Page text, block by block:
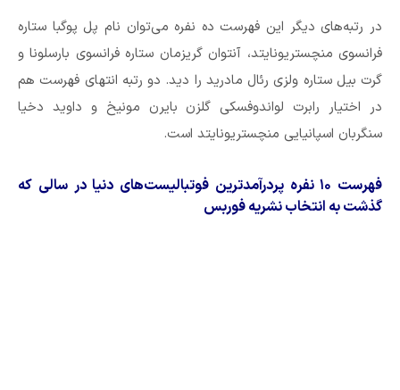
در رتبه‌های دیگر این فهرست ده نفره می‌توان نام پل پوگبا ستاره
فرانسوی منچستریونایتد، آنتوان گریزمان ستاره فرانسوی بارسلونا و
گرت بیل ستاره ولزی رئال مادرید را دید. دو رتبه انتهای فهرست هم
در اختیار رابرت لواندوفسکی گلزن بایرن مونیخ و داوید دخیا
سنگربان اسپانیایی منچستریونایتد است.
فهرست ۱۰ نفره پردرآمدترین فوتبالیست‌های دنیا در سالی که
گذشت به انتخاب نشریه فوربس